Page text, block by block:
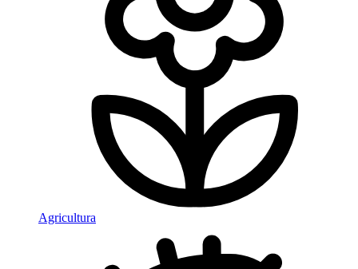
Agricultura